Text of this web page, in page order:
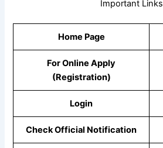
Important Links
Home Page
For Online Apply
(Registration)
Login
Check Official Notification